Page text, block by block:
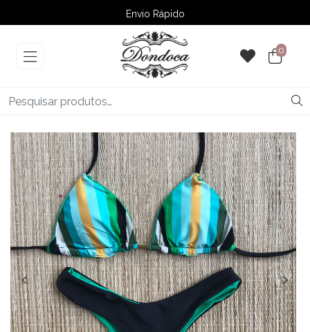
Envio Rápido
➚ Ofertas– Até 60% OFF
0
‹ ›